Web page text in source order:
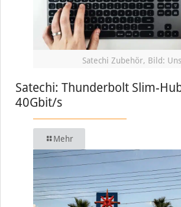
Satechi Zubehör, Bild:
Satechi: Thunderbolt Slim-
40Gbit/s
Mehr